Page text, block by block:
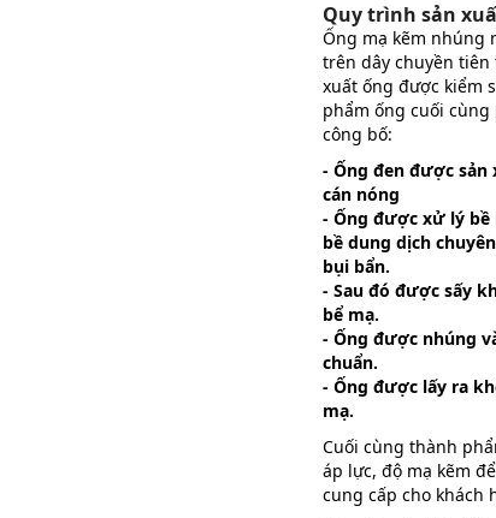
Quy trình sản
Ống mạ kẽm nhúng
trên dây chuyền
xuất ống được kiểm
phẩm ống cuối
công bố:
- Ống đen được
cán nóng
- Ống được xử lý bề
bề dung dịch
bụi bẩn.
- Sau đó được sấy
bể mạ.
- Ống được nhúng
chuẩn.
- Ống được lấy ra
mạ.
Cuối cùng thành
áp lực, độ mạ kẽm
cung cấp cho khách